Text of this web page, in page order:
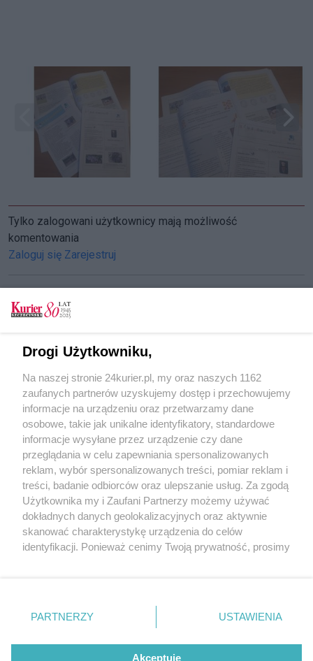
Tylko zalogowani użytkownicy mają możliwość
komentowania
Zaloguj się Zarejestruj
„35 posterunek”, czyli co w szkole piszczy
Pierwsza 9-tka na Wyspach
eLO – Siema młodzi redaktorzy ze Szczecinka!
POGODA
19℃
Zobacz prognozę na 3 dni
Copyright © 2022 Kurier Szczeciński sp. z o.o.
Wszelkie prawa zastrzeżone
Nota wydawnicza Nota prawna
Drogi Użytkowniku,
Na naszej stronie 24kurier.pl, my oraz naszych 1162
zaufanych partnerów uzyskujemy dostęp i przechowujemy
informacje na urządzeniu oraz przetwarzamy dane
osobowe, takie jak unikalne identyfikatory, standardowe
informacje wysyłane przez urządzenie czy dane
przeglądania w celu zapewniania spersonalizowanych
reklam, wybór spersonalizowanych treści, pomiar reklam i
treści, badanie odbiorców oraz ulepszanie usług. Za zgodą
Użytkownika my i Zaufani Partnerzy możemy używać
dokładnych danych geolokalizacyjnych oraz aktywnie
skanować charakterystykę urządzenia do celów
identyfikacji. Ponieważ cenimy Twoją prywatność, prosimy
prywatności znajdujący się w lewym dolnym rogu strony
. Niektóre rodzaje przetwarzania danych nie wymagają
takiemu przetwarzaniu. Preferencje będą miały
PARTNERZY USTAWIENIA
Akceptuję